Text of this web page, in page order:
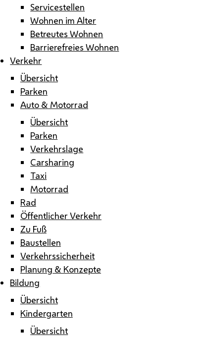
Servicestellen
Wohnen im Alter
Betreutes Wohnen
Barrierefreies Wohnen
Verkehr
Übersicht
Parken
Auto & Motorrad
Übersicht
Parken
Verkehrslage
Carsharing
Taxi
Motorrad
Rad
Öffentlicher Verkehr
Zu Fuß
Baustellen
Verkehrssicherheit
Planung & Konzepte
Bildung
Übersicht
Kindergarten
Übersicht